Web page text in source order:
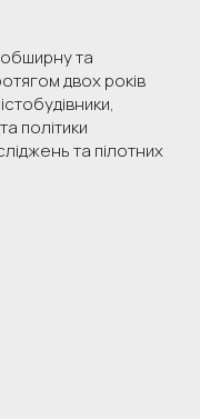
та
двох років
політики
та пілотних